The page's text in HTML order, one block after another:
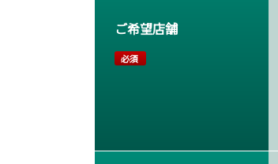
ご希望店舗
必須